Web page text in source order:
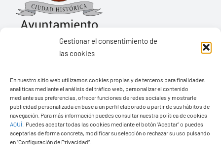
Gestionar el consentimiento de
las cookies
En nuestro sitio web utilizamos cookies propias y de terceros para finalidades
analíticas mediante el análisis del tráfico web, personalizar el contenido
mediante sus preferencias, ofrecer funciones de redes sociales y mostrarle
publicidad personalizada en base a un perfil elaborado a partir de sus hábitos de
navegación. Para más información puedes consultar nuestra política de cookies
AQUÍ
Puedes aceptar todas las cookies mediante el botón “Aceptar” o puedes
aceptarlas de forma concreta, modificar su selección o rechazar su uso pulsando
en “Configuración de Privacidad”.
Pza. de Los Remedios, 1
35570 – Yaiza
Tel:928 83 62 20